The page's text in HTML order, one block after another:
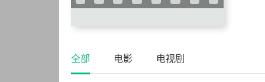
全部 电影 电视剧